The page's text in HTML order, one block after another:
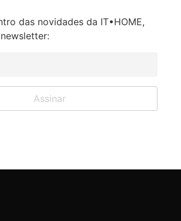
das novidades da IT•HOME,